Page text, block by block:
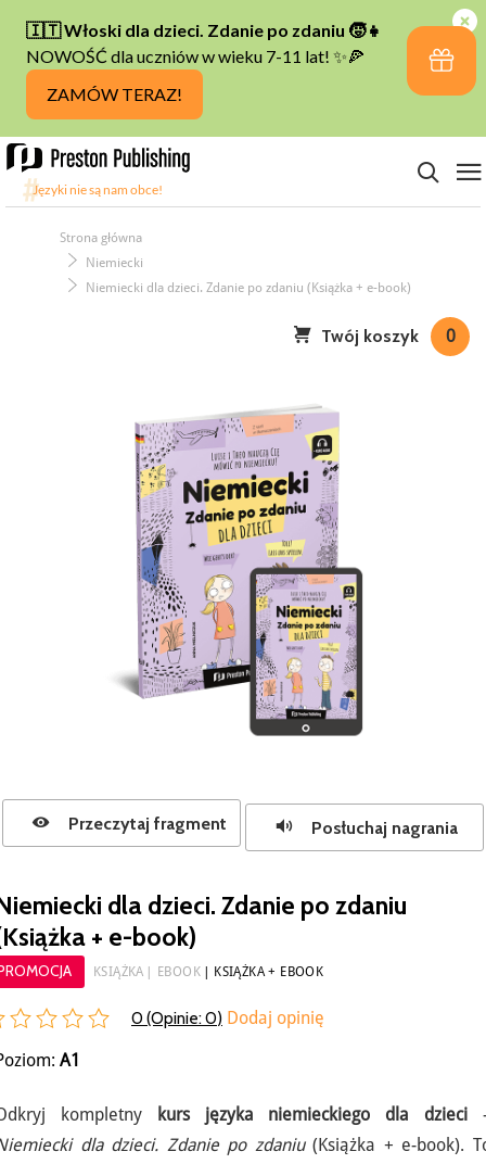
Strona główna
Niemiecki
Niemiecki dla dzieci. Zdanie po zdaniu (Książka + e-book)
Twój koszyk 0
Przeczytaj fragment Posłuchaj nagrania
dla dzieci. Zdanie po zdaniu
+ e-book)
KSIĄŻKA EBOOK KSIĄŻKA + EBOOK
0 (Opinie:0) Dodaj opinię
A1
kompletny kurs języka niemieckiego dla dzieci
dla dzieci. Zdanie po zdaniu(Książka + e-book).